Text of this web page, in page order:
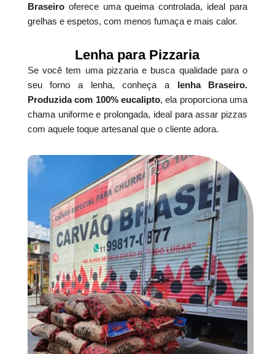
Braseirooferece uma queima controlada, ideal para
grelhas e espetos, com menos fumaça e mais calor.
Lenha para Pizzaria
Se você tem uma pizzaria e busca qualidade para o
seu forno a lenha, conheça a lenha Braseiro.
Produzida com 100% eucalipto, ela proporciona uma
chama uniforme e prolongada, ideal para assar pizzas
com aquele toque artesanal que o cliente adora.